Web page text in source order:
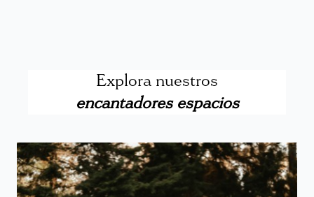
Explora nuestros
encantadores espacios